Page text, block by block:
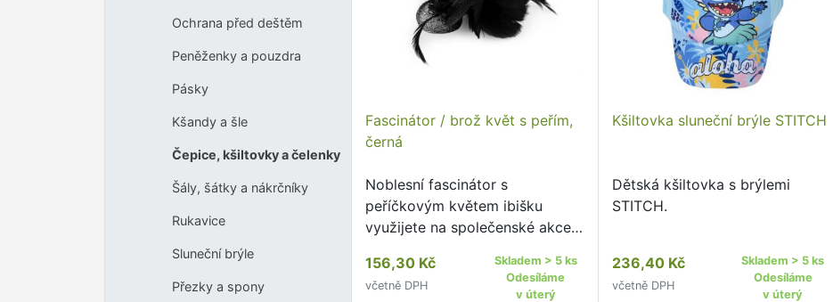
Ochrana před deštěm
Peněženky a pouzdra
Pásky
Kšandy a šle
Čepice, kšiltovky a čelenky
Šály, šátky a nákrčníky
Rukavice
Sluneční brýle
Přezky a spony
Fascinátor / brož květ s peřím,
černá
Noblesní fascinátor s
peříčkovým květem ibišku
využijete na společenské akce
návštěvy divadla.
156,30 Kč
včetně DPH
Skladem > 5 ks
Odesíláme
v úterý
Kšiltovka sluneční brýle STITCH
Dětská kšiltovka s brýlemi
STITCH.
236,40 Kč
včetně DPH
Skladem > 5 ks
Odesíláme
v úterý